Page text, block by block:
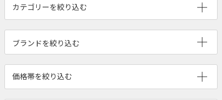
ブランドを絞り込む